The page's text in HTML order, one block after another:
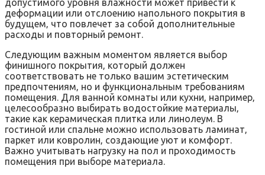
допустимого уровня влажности может привести к
деформации или отслоению напольного покрытия в
будущем‚ что повлечет за собой дополнительные
расходы и повторный ремонт.
Следующим важным моментом является выбор
финишного покрытия‚ который должен
соответствовать не только вашим эстетическим
предпочтениям‚ но и функциональным требованиям
помещения. Для ванной комнаты или кухни‚ например‚
целесообразно выбирать водостойкие материалы‚
такие как керамическая плитка или линолеум. В
гостиной или спальне можно использовать ламинат‚
паркет или ковролин‚ создающие уют и комфорт.
Важно учитывать нагрузку на пол и проходимость
помещения при выборе материала.